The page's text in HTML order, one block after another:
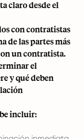
claro desde el
con contratistas
de las partes más
un contratista.
el
y qué deben
incluir: